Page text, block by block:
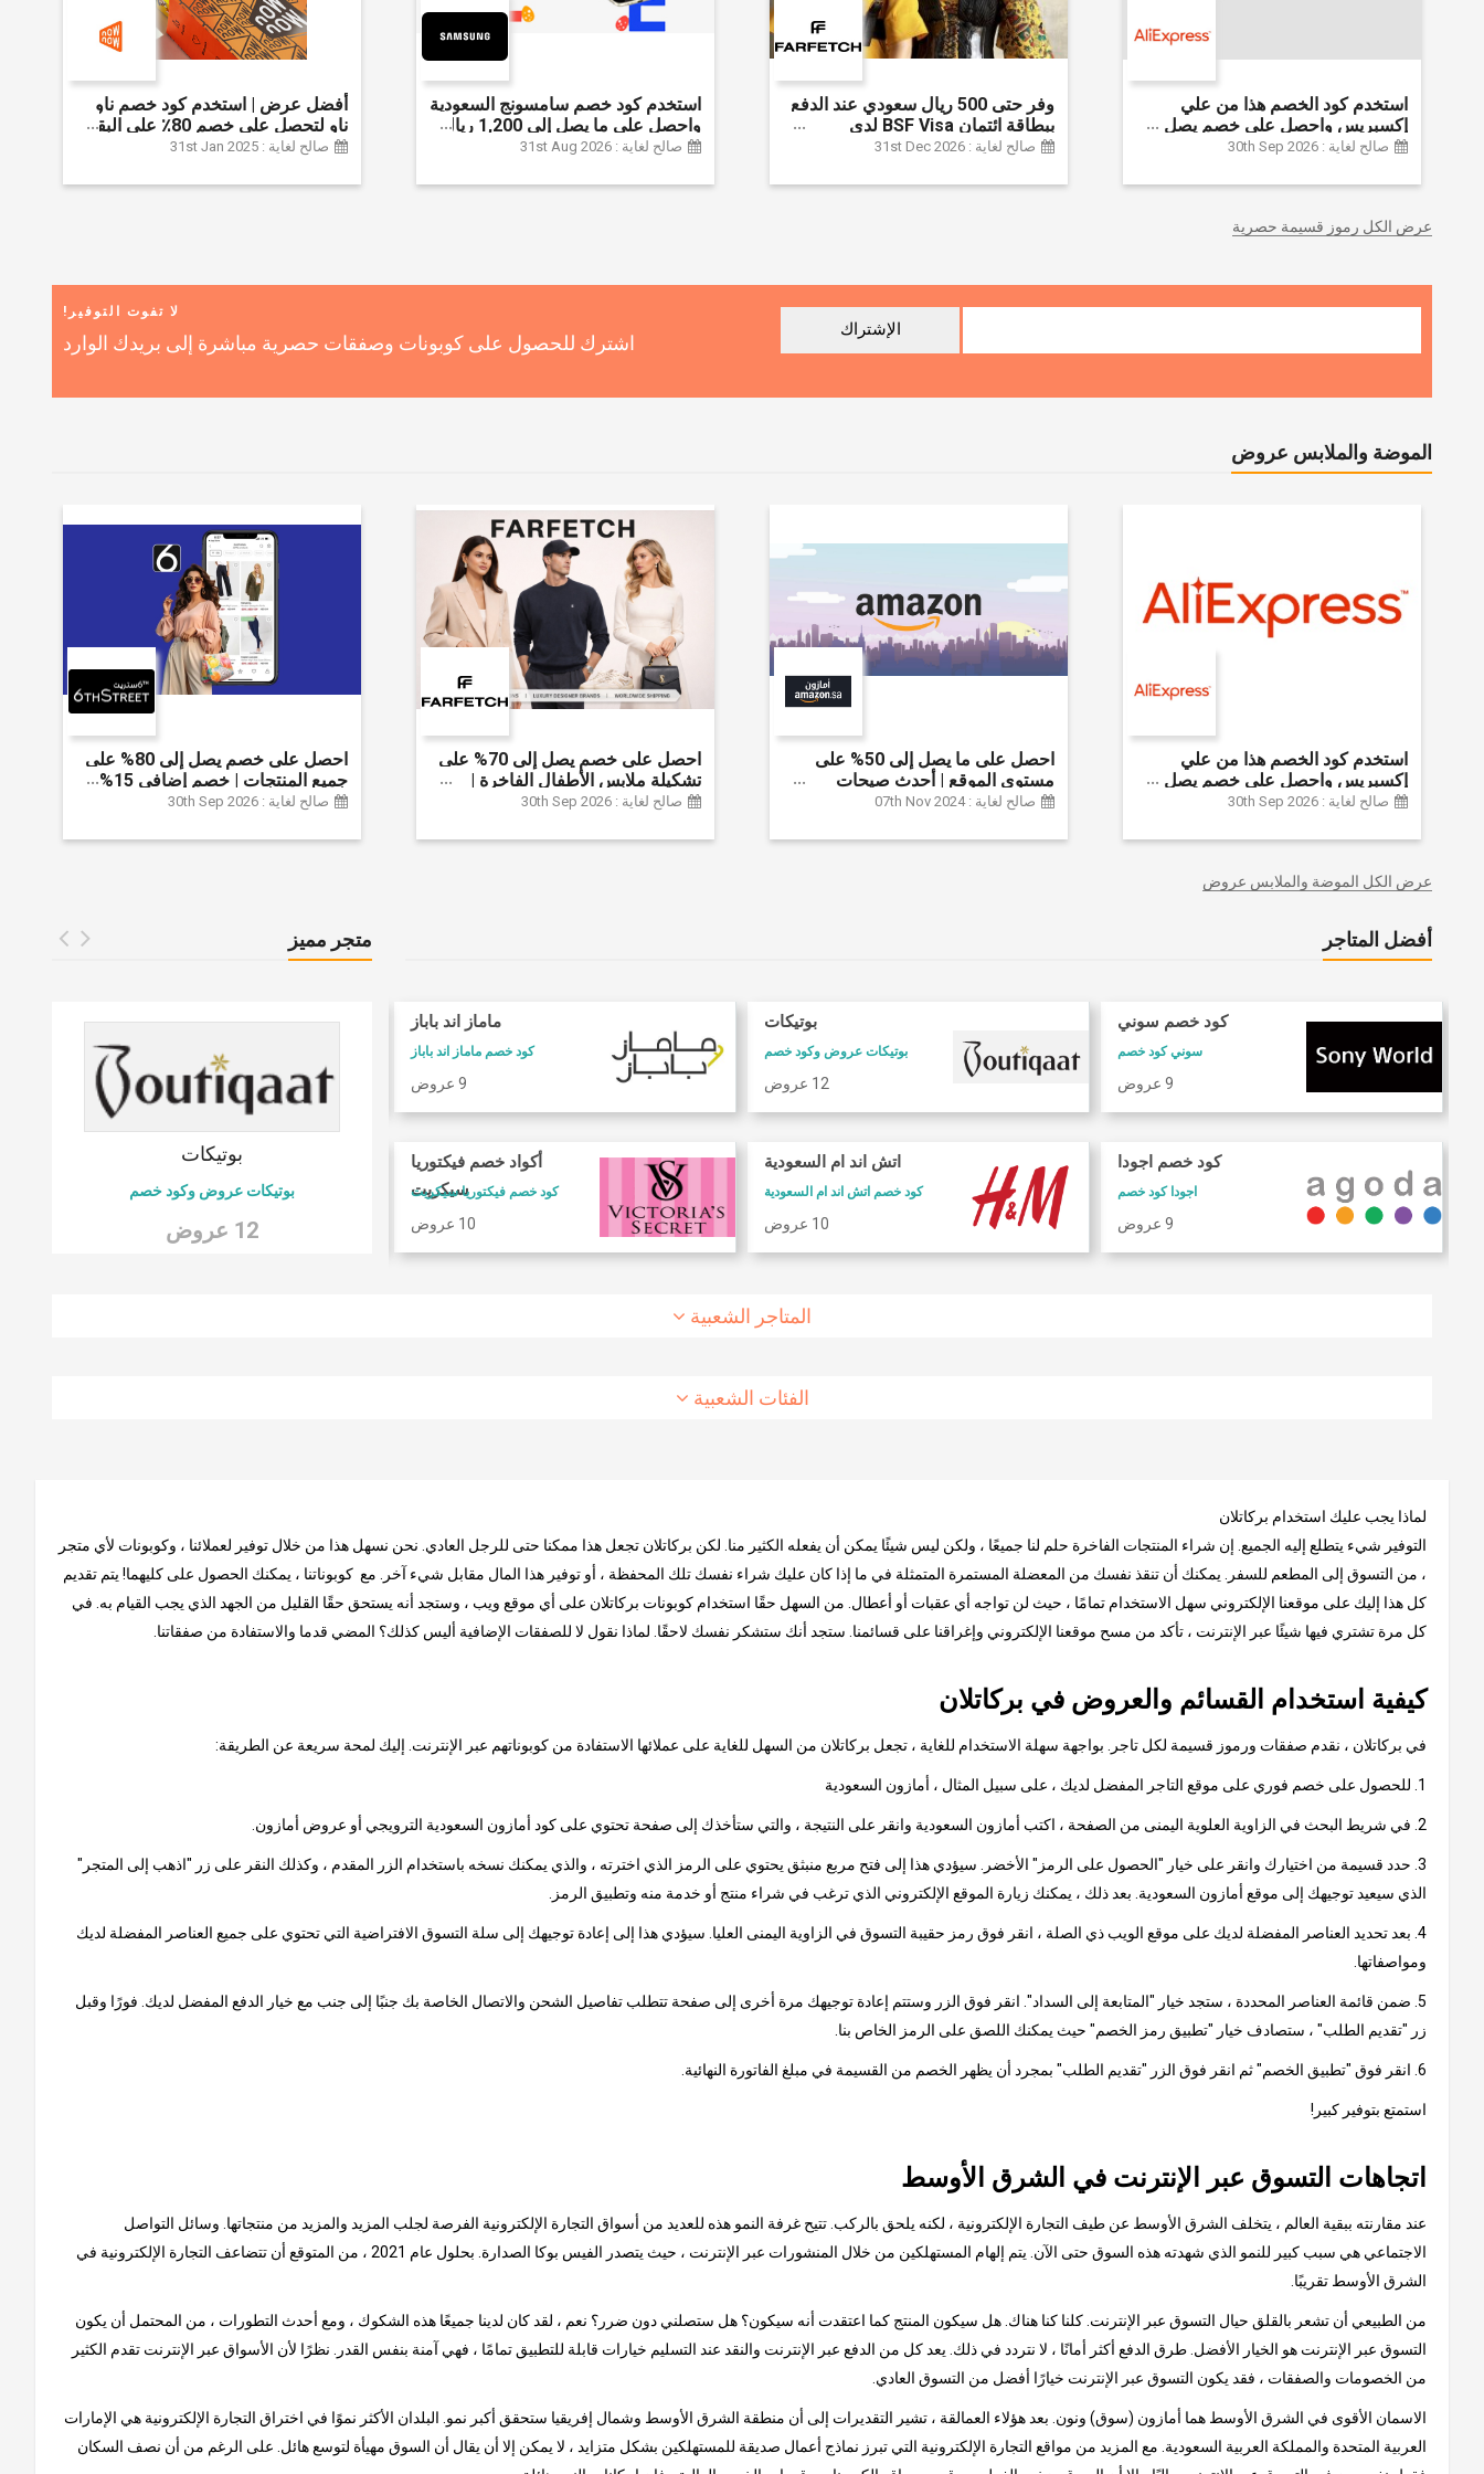
استخدم كود الخصم هذا من علي
إكسبريس واحصل على خصم يصل
إلى 60% على أجهزة الكمبيوتر
بقيمة 155 دولارًا أمريكيًا على الطلبات
| شحن مج
صالح لغاية : 30th Sep 2026
وفر حتى 500 ريال سعودي عند الدفع
ببطاقة ائتمان BSF Visa لدى
Farfetch
صالح لغاية : 31st Dec 2026
استخدم كود خصم سامسونج السعودية
واحصل على ما يصل إلى 1,200 ريال
سعودي + خصم إضافي 6% على
صالح لغاية : 31st Aug 2026
أفضل عرض | استخدم كود خصم ناو
ناو لتحصل على خصم 80٪ على البقالة
| شراء اللحوم والفواكه والأطعمة
خصم إضافي 5٪ | أفضل عرض
صالح لغاية : 31st Jan 2025
عرض الكل رموز قسيمة حصرية
لا تفوت التوفير!
اشترك للحصول على كوبونات وصفقات حصرية مباشرة إلى بريدك الوارد
الإشتراك
الموضة والملابس عروض
استخدم كود الخصم هذا من علي
إكسبريس واحصل على خصم يصل
إلى 60% على أجهزة الكمبيوتر
بقيمة 155 دولارًا أمريكيًا على الطلبات
| شحن مج
صالح لغاية : 30th Sep 2026
احصل على ما يصل إلى 50% على
مستوى الموقع | أحدث صيحات
الموضة والإكسسوارات والأحذية
وغيرها الكثير | ًالشحن مجانا
صالح لغاية : 07th Nov 2024
احصل على خصم يصل إلى 70% على
تشكيلة ملابس الأطفال الفاخرة |
خصم إضافي 20% (يُطبّق الخصم
صالح لغاية : 30th Sep 2026
احصل على خصم يصل إلى 80% على
جميع المنتجات | خصم إضافي 15%
صالح لغاية : 30th Sep 2026
عرض الكل الموضة والملابس عروض
متجر مميز
كود خصم طيران الاتحاد
كود خصم طيران الاتحاد
كود خصم شارع 6
كوبون وكود خصم 6 ستريت
بوتيكات
بوتيكات عروض وكود خصم
12 عروض
أفضل المتاجر
كود خصم سوني
سوني كود خصم
9 عروض
كود خصم اجودا
اجودا كود خصم
9 عروض
بوتيكات
بوتيكات عروض وكود خصم
12 عروض
اتش اند ام السعودية
كود خصم اتش اند ام السعودية
10 عروض
ماماز اند باباز
كود خصم ماماز اند باباز
9 عروض
أكواد خصم فيكتوريا
سيكريت
كود خصم فيكتوريا سيكريت
10 عروض
كوبونات فوغا كلوزيت
كود خصم فوغا كلوسيت
كود خصم امريكان ايجل
المتاجر الشعبية
الفئات الشعبية
لماذا يجب عليك استخدام بركاتلان
التوفير شيء يتطلع إليه الجميع. إن شراء المنتجات الفاخرة حلم لنا جميعًا ، ولكن ليس شيئًا يمكن أن يفعله الكثير منا. لكن بركاتلان تجعل هذا ممكنا حتى للرجل العادي. نحن نسهل هذا من خلال توفير لعملائنا ، وكوبونات لأي متجر
، من التسوق إلى المطعم للسفر. يمكنك أن تنقذ نفسك من المعضلة المستمرة المتمثلة في ما إذا كان عليك شراء نفسك تلك المحفظة ، أو توفير هذا المال مقابل شيء آخر. مع كوبوناتنا ، يمكنك الحصول على كليهما! يتم تقديم
كل هذا إليك على موقعنا الإلكتروني سهل الاستخدام تمامًا ، حيث لن تواجه أي عقبات أو أعطال. من السهل حقًا استخدام كوبونات بركاتلان على أي موقع ويب ، وستجد أنه يستحق حقًا القليل من الجهد الذي يجب القيام به. في
كل مرة تشتري فيها شيئًا عبر الإنترنت ، تأكد من مسح موقعنا الإلكتروني وإغراقنا على قسائمنا. ستجد أنك ستشكر نفسك لاحقًا. لماذا نقول لا للصفقات الإضافية أليس كذلك؟ المضي قدما والاستفادة من صفقاتنا.
كيفية استخدام القسائم والعروض في بركاتلان
في بركاتلان ، نقدم صفقات ورموز قسيمة لكل تاجر. بواجهة سهلة الاستخدام للغاية ، تجعل بركاتلان من السهل للغاية على عملائها الاستفادة من كوبوناتهم عبر الإنترنت. إليك لمحة سريعة عن الطريقة:
1. للحصول على خصم فوري على موقع التاجر المفضل لديك ، على سبيل المثال ، أمازون السعودية
2. في شريط البحث في الزاوية العلوية اليمنى من الصفحة ، اكتب أمازون السعودية وانقر على النتيجة ، والتي ستأخذك إلى صفحة تحتوي على كود أمازون السعودية الترويجي أو عروض أمازون.
3. حدد قسيمة من اختيارك وانقر على خيار "الحصول على الرمز" الأخضر. سيؤدي هذا إلى فتح مربع منبثق يحتوي على الرمز الذي اخترته ، والذي يمكنك نسخه باستخدام الزر المقدم ، وكذلك النقر على زر "اذهب إلى المتجر"
الذي سيعيد توجيهك إلى موقع أمازون السعودية. بعد ذلك ، يمكنك زيارة الموقع الإلكتروني الذي ترغب في شراء منتج أو خدمة منه وتطبيق الرمز.
4. بعد تحديد العناصر المفضلة لديك على موقع الويب ذي الصلة ، انقر فوق رمز حقيبة التسوق في الزاوية اليمنى العليا. سيؤدي هذا إلى إعادة توجيهك إلى سلة التسوق الافتراضية التي تحتوي على جميع العناصر المفضلة لديك
ومواصفاتها.
5. ضمن قائمة العناصر المحددة ، ستجد خيار "المتابعة إلى السداد". انقر فوق الزر وستتم إعادة توجيهك مرة أخرى إلى صفحة تتطلب تفاصيل الشحن والاتصال الخاصة بك جنبًا إلى جنب مع خيار الدفع المفضل لديك. فورًا وقبل
زر "تقديم الطلب" ، ستصادف خيار "تطبيق رمز الخصم" حيث يمكنك اللصق على الرمز الخاص بنا.
6. انقر فوق "تطبيق الخصم" ثم انقر فوق الزر "تقديم الطلب" بمجرد أن يظهر الخصم من القسيمة في مبلغ الفاتورة النهائية.
استمتع بتوفير كبير!
اتجاهات التسوق عبر الإنترنت في الشرق الأوسط
عند مقارنته ببقية العالم ، يتخلف الشرق الأوسط عن طيف التجارة الإلكترونية ، لكنه يلحق بالركب. تتيح غرفة النمو هذه للعديد من أسواق التجارة الإلكترونية الفرصة لجلب المزيد والمزيد من منتجاتها. وسائل التواصل
الاجتماعي هي سبب كبير للنمو الذي شهدته هذه السوق حتى الآن. يتم إلهام المستهلكين من خلال المنشورات عبر الإنترنت ، حيث يتصدر الفيس بوكا الصدارة. بحلول عام 2021 ، من المتوقع أن تتضاعف التجارة الإلكترونية في
الشرق الأوسط تقريبًا.
من الطبيعي أن تشعر بالقلق حيال التسوق عبر الإنترنت. كلنا كنا هناك. هل سيكون المنتج كما اعتقدت أنه سيكون؟ هل ستصلني دون ضرر؟ نعم ، لقد كان لدينا جميعًا هذه الشكوك ، ومع أحدث التطورات ، من المحتمل أن يكون
التسوق عبر الإنترنت هو الخيار الأفضل. طرق الدفع أكثر أمانًا ، لا نتردد في ذلك. يعد كل من الدفع عبر الإنترنت والنقد عند التسليم خيارات قابلة للتطبيق تمامًا ، فهي آمنة بنفس القدر. نظرًا لأن الأسواق عبر الإنترنت تقدم الكثير
من الخصومات والصفقات ، فقد يكون التسوق عبر الإنترنت خيارًا أفضل من التسوق العادي.
الاسمان الأقوى في الشرق الأوسط هما أمازون (سوق) ونون. بعد هؤلاء العمالقة ، تشير التقديرات إلى أن منطقة الشرق الأوسط وشمال إفريقيا ستحقق أكبر نمو. البلدان الأكثر نموًا في اختراق التجارة الإلكترونية هي الإمارات
العربية المتحدة والمملكة العربية السعودية. مع المزيد من مواقع التجارة الإلكترونية التي تبرز نماذج أعمال صديقة للمستهلكين بشكل متزايد ، لا يمكن إلا أن يقال أن السوق مهيأة لتوسع هائل. على الرغم من أن نصف السكان